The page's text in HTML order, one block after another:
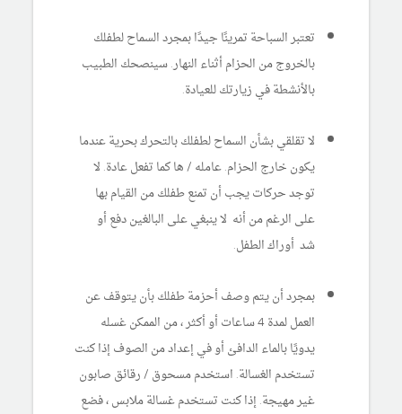
تعتبر السباحة تمرينًا جيدًا بمجرد السماح لطفلك
بالخروج من الحزام أثناء النهار. سينصحك الطبيب
بالأنشطة في زيارتك للعيادة.
لا تقلقي بشأن السماح لطفلك بالتحرك بحرية عندما
يكون خارج الحزام. عامله / ها كما تفعل عادة. لا
توجد حركات يجب أن تمنع طفلك من القيام بها
على الرغم من أنه لا ينبغي على البالغين دفع أو
شد أوراك الطفل.
بمجرد أن يتم وصف أحزمة طفلك بأن يتوقف عن
العمل لمدة 4 ساعات أو أكثر ، من الممكن غسله
يدويًا بالماء الدافئ أو في إعداد من الصوف إذا كنت
تستخدم الغسالة. استخدم مسحوق / رقائق صابون
غير مهيجة. إذا كنت تستخدم غسالة ملابس ، فضع